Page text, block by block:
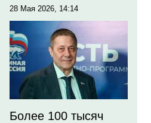
28 Мая 2026, 14:14
Более 100 тысяч